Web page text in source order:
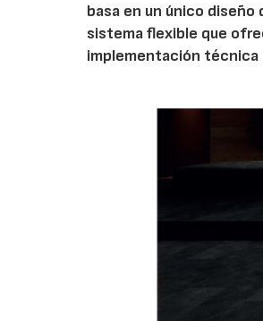
basa en un único
sistema flexible que
implementación técnica